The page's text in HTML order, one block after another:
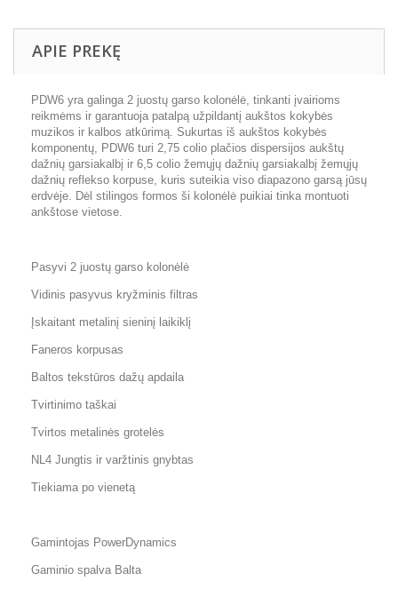
APIE PREKĘ
PDW6 yra galinga 2 juostų garso kolonėlė, tinkanti įvairioms
reikmėms ir garantuoja patalpą užpildantį aukštos kokybės
muzikos ir kalbos atkūrimą. Sukurtas iš aukštos kokybės
komponentų, PDW6 turi 2,75 colio plačios dispersijos aukštų
dažnių garsiakalbį ir 6,5 colio žemųjų dažnių garsiakalbį žemųjų
dažnių reflekso korpuse, kuris suteikia viso diapazono garsą jūsų
erdvėje. Dėl stilingos formos ši kolonėlė puikiai tinka montuoti
ankštose vietose.
Pasyvi 2 juostų garso kolonėlė
Vidinis pasyvus kryžminis filtras
Įskaitant metalinį sieninį laikiklį
Faneros korpusas
Baltos tekstūros dažų apdaila
Tvirtinimo taškai
Tvirtos metalinės grotelės
NL4 Jungtis ir varžtinis gnybtas
Tiekiama po vienetą
Gamintojas PowerDynamics
Gaminio spalva Balta